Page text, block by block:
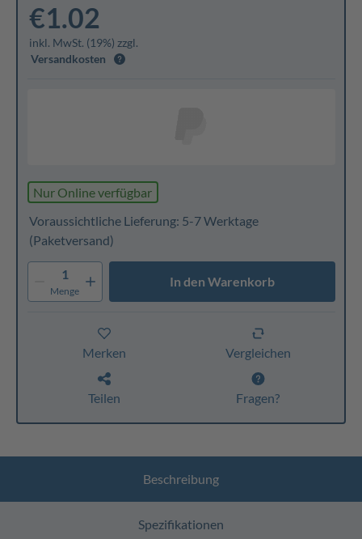
€1.02
inkl. MwSt. (19%) zzgl.
Versandkosten
Nur Online verfügbar
Voraussichtliche Lieferung: 5-7 Werktage
(Paketversand)
1
Menge
In den Warenkorb
Merken Vergleichen
Teilen Fragen?
Beschreibung
Spezifikationen